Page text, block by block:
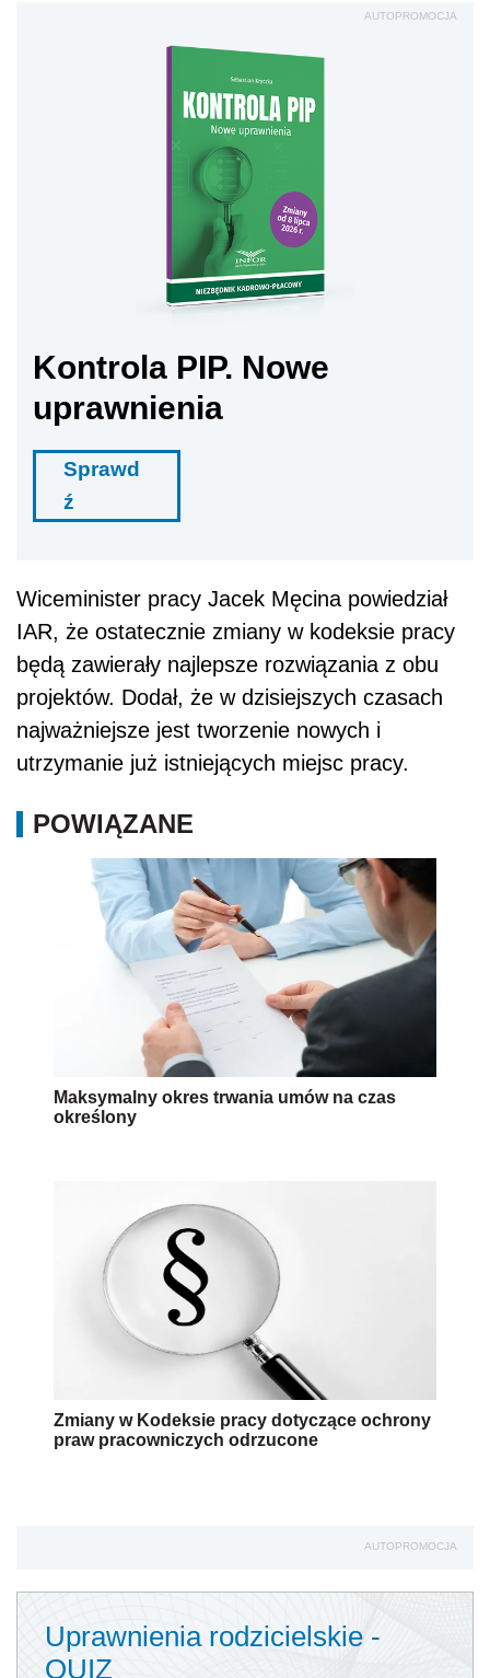
AUTOPROMOCJA
Kontrola PIP. Nowe
uprawnienia
Sprawd
ź
Wiceminister pracy Jacek Męcina powiedział
IAR, że ostatecznie zmiany w kodeksie pracy
będą zawierały najlepsze rozwiązania z obu
projektów. Dodał, że w dzisiejszych czasach
najważniejsze jest tworzenie nowych i
utrzymanie już istniejących miejsc pracy.
POWIĄZANE
Maksymalny okres trwania umów na czas
określony
Zmiany w Kodeksie pracy dotyczące ochrony
praw pracowniczych odrzucone
AUTOPROMOCJA
Uprawnienia rodzicielskie -
QUIZ